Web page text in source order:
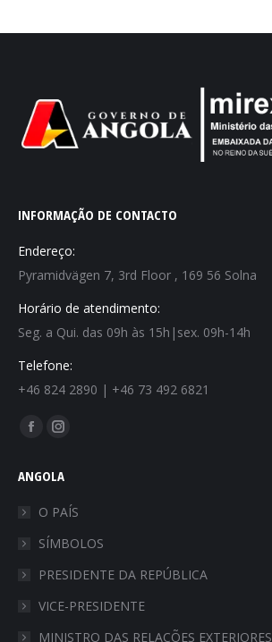
INFORMAÇÃO DE CONTACTO
Endereço:
Pyramidvägen 7, 3rd Floor , 169 56 Solna
Horário de atendimento:
Seg. a Qui. das 09h às 15h|sex. 09h-14h
Telefone:
+46 824 2890 | +46 73 492 6821
Find us on:
ANGOLA
O PAÍS
SÍMBOLOS
PRESIDENTE DA REPÚBLICA
VICE-PRESIDENTE
MINISTRO DAS RELAÇÕES EXTERIORES